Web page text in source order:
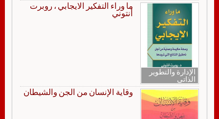
الإدارة والتطوير
الذاتي
ما وراء التفكير الايجابي ، روبرت
أنتوني
وقاية الإنسان من الجن والشيطان